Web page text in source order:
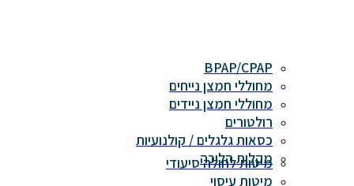
BPAP/CPAP
מחוללי חמצן נייחים
מחוללי חמצן ניידים
רולטורים
כסאות גלגלים / קולנועיות
מקלות הליכה
מיטות לחולה סיעודי
מיטות עיסוי